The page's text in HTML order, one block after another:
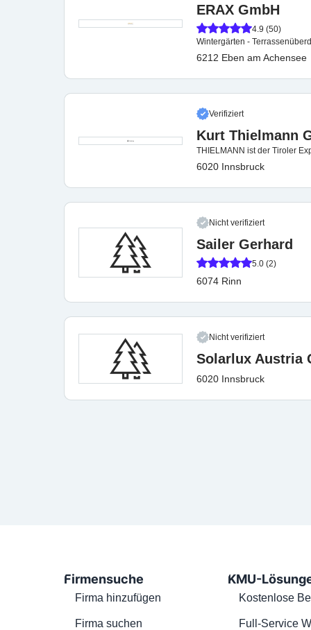
ERAX GmbH
4.9 (50)
Wintergärten -
6212 Eben am Achensee
Verifiziert
Kurt Thielmann
THIELMANN ist der Tiroler
6020 Innsbruck
Nicht verifiziert
Sailer Gerhard
5.0 (2)
6074 Rinn
Nicht verifiziert
Solarlux Austria
6020 Innsbruck
Firmensuche
Firma hinzufügen
Firma suchen
KMU-
Kostenlose
Full-Service